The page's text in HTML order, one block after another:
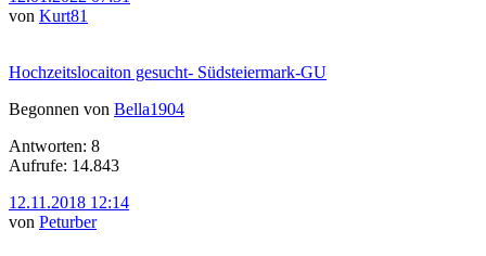
von Kurt81
Hochzeitslocaiton gesucht- Südsteiermark-GU
Begonnen von Bella1904
Antworten: 8
Aufrufe: 14.843
12.11.2018 12:14
von Peturber